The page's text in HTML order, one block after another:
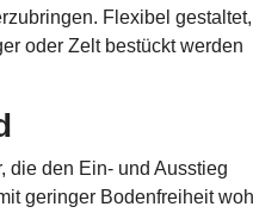
Flexibel gestaltet,
oder Zelt bestückt werden
die den Ein- und Ausstieg
geringer Bodenfreiheit